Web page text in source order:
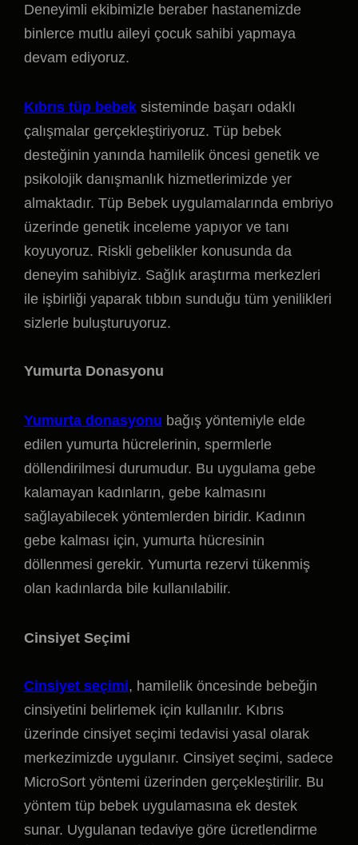
Deneyimli ekibimizle beraber hastanemizde
binlerce mutlu aileyi çocuk sahibi yapmaya
devam ediyoruz.
Kıbrıs tüp bebek sisteminde başarı odaklı
çalışmalar gerçekleştiriyoruz. Tüp bebek
desteğinin yanında hamilelik öncesi genetik ve
psikolojik danışmanlık hizmetlerimizde yer
almaktadır. Tüp Bebek uygulamalarında embriyo
üzerinde genetik inceleme yapıyor ve tanı
koyuyoruz. Riskli gebelikler konusunda da
deneyim sahibiyiz. Sağlık araştırma merkezleri
ile işbirliği yaparak tıbbın sunduğu tüm yenilikleri
sizlerle buluşturuyoruz.
Yumurta Donasyonu
Yumurta donasyonu bağış yöntemiyle elde
edilen yumurta hücrelerinin, spermlerle
döllendirilmesi durumudur. Bu uygulama gebe
kalamayan kadınların, gebe kalmasını
sağlayabilecek yöntemlerden biridir. Kadının
gebe kalması için, yumurta hücresinin
döllenmesi gerekir. Yumurta rezervi tükenmiş
olan kadınlarda bile kullanılabilir.
Cinsiyet Seçimi
Cinsiyet seçimi, hamilelik öncesinde bebeğin
cinsiyetini belirlemek için kullanılır. Kıbrıs
üzerinde cinsiyet seçimi tedavisi yasal olarak
merkezimizde uygulanır. Cinsiyet seçimi, sadece
MicroSort yöntemi üzerinden gerçekleştirilir. Bu
yöntem tüp bebek uygulamasına ek destek
sunar. Uygulanan tedaviye göre ücretlendirme